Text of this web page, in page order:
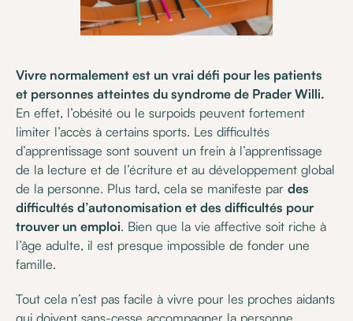
Vivre normalement est un vrai défi pour les patients
et personnes atteintes du syndrome de Prader Willi.
En effet, l’obésité ou le surpoids peuvent fortement
limiter l’accès à certains sports. Les difficultés
d’apprentissage sont souvent un frein à l’apprentissage
de la lecture et de l’écriture et au développement global
de la personne. Plus tard, cela se manifeste pardes
difficultés d’autonomisation et des difficultés pour
trouver un emploi. Bien que la vie affective soit riche à
l’âge adulte, il est presque impossible de fonder une
famille.
Tout cela n’est pas facile à vivre pour les proches aidants